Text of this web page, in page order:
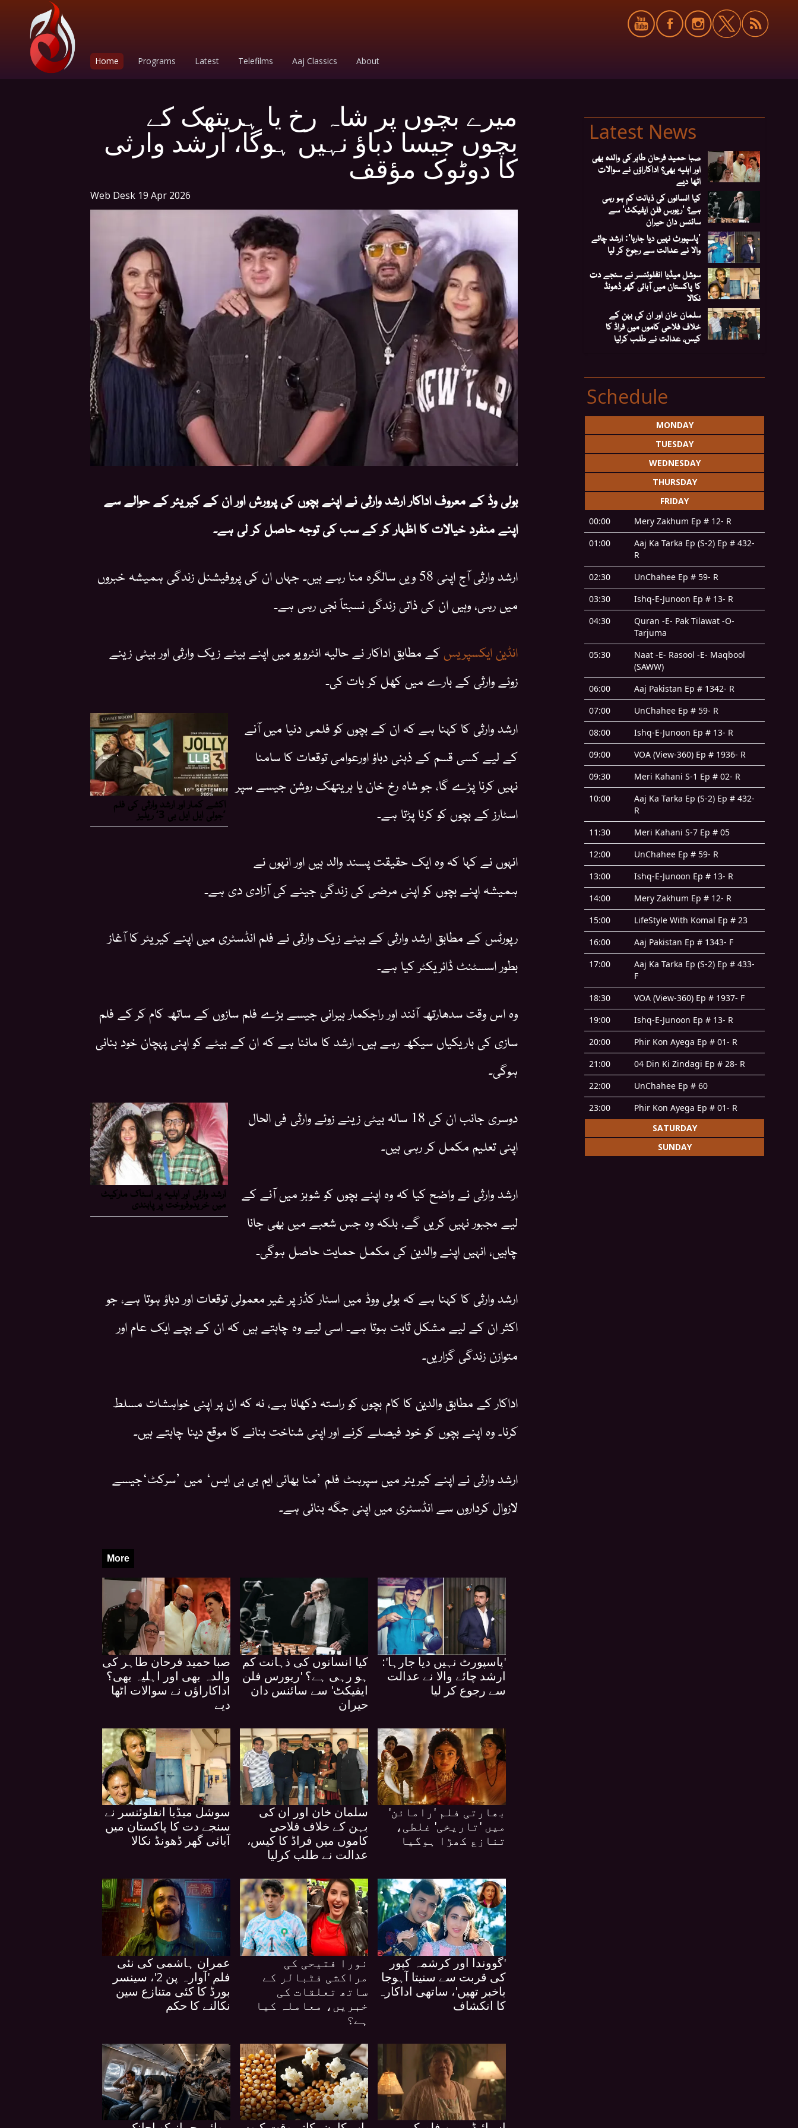
Home Programs Latest Telefilms Aaj Classics About
میرے بچوں پر شاہ رخ یا ہریتھک کے
بچوں جیسا دباؤ نہیں ہوگا، ارشد وارثی
کا دوٹوک مؤقف
Web Desk 19 Apr 2026
بولی وڈ کے معروف اداکار ارشد وارثی نے اپنے بچوں کی پرورش اور ان کے کیریئر کے حوالے سے
اپنے منفرد خیالات کا اظہار کر کے سب کی توجہ حاصل کر لی ہے۔
ارشد وارثی آج اپنی 58 ویں سالگرہ منا رہے ہیں۔ جہاں ان کی پروفیشنل زندگی ہمیشہ خبروں
میں رہی، وہیں ان کی ذاتی زندگی نسبتاً نجی رہی ہے۔
انڈین ایکسپریس کے مطابق اداکار نے حالیہ انٹرویو میں اپنے بیٹے زیک وارثی اور بیٹی زینے
زوئے وارثی کے بارے میں کھل کر بات کی۔
ارشد وارثی کا کہنا ہے کہ ان کے بچوں کو فلمی دنیا میں آنے
کے لیے کسی قسم کے ذہنی دباؤ اورعوامی توقعات کا سامنا
نہیں کرنا پڑے گا، جو شاہ رخ خان یا ہریتھک روشن جیسے سپر
اسٹارز کے بچوں کو کرنا پڑتا ہے۔
انہوں نے کہا کہ وہ ایک حقیقت پسند والد ہیں اور انہوں نے
ہمیشہ اپنے بچوں کو اپنی مرضی کی زندگی جینے کی آزادی دی ہے۔
رپورٹس کے مطابق ارشد وارثی کے بیٹے زیک وارثی نے فلم انڈسٹری میں اپنے کیریئر کا آغاز
بطور اسسٹنٹ ڈائریکٹر کیا ہے۔
وہ اس وقت سدھارتھ آنند اور راجکمار ہیرانی جیسے بڑے فلم سازوں کے ساتھ کام کر کے فلم
سازی کی باریکیاں سیکھ رہے ہیں۔ ارشد کا ماننا ہے کہ ان کے بیٹے کو اپنی پہچان خود بنانی
ہوگی۔
دوسری جانب ان کی 18 سالہ بیٹی زینے زوئے وارثی فی الحال
اپنی تعلیم مکمل کر رہی ہیں۔
ارشد وارثی نے واضح کیا کہ وہ اپنے بچوں کو شوبز میں آنے کے
لیے مجبور نہیں کریں گے، بلکہ وہ جس شعبے میں بھی جانا
چاہیں، انہیں اپنے والدین کی مکمل حمایت حاصل ہوگی۔
ارشد وارثی کا کہنا ہے کہ بولی ووڈ میں اسٹار کڈز پر غیر معمولی توقعات اور دباؤ ہوتا ہے، جو
اکثر ان کے لیے مشکل ثابت ہوتا ہے۔ اسی لیے وہ چاہتے ہیں کہ ان کے بچے ایک عام اور
متوازن زندگی گزاریں۔
اداکار کے مطابق والدین کا کام بچوں کو راستہ دکھانا ہے، نہ کہ ان پر اپنی خواہشات مسلط
کرنا۔ وہ اپنے بچوں کو خود فیصلے کرنے اور اپنی شناخت بنانے کا موقع دینا چاہتے ہیں۔
ارشد وارثی نے اپنے کیریئر میں سپرہٹ فلم ’منا بھائی ایم بی بی ایس‘ میں ’سرکٹ‘جیسے
لازوال کرداروں سے انڈسٹری میں اپنی جگہ بنائی ہے۔
More
صبا حمید فرحان طاہر کی
والدہ بھی اور اہلیہ بھی؟
اداکاراؤں نے سوالات اٹھا
دیے
کیا انسانوں کی ذہانت کم
ہو رہی ہے؟ 'ریورس فلن
ایفیکٹ' سے سائنس دان
حیران
'پاسپورٹ نہیں دیا جارہا':
ارشد چائے والا نے عدالت
سے رجوع کر لیا
سوشل میڈیا انفلوئنسر نے
سنجے دت کا پاکستان میں
آبائی گھر ڈھونڈ نکالا
سلمان خان اور ان کی
بہن کے خلاف فلاحی
کاموں میں فراڈ کا کیس،
عدالت نے طلب کرلیا
بھارتی فلم 'رامائن'
میں 'تاریخی' غلطی،
تنازع کھڑا ہوگیا
عمران ہاشمی کی نئی
فلم 'آوارہ پن 2'، سینسر
بورڈ کا کئی متنازع سین
نکالنے کا حکم
نورا فتیحی کی
مراکشی فٹبالر کے
ساتھ تعلقات کی
خبریں، معاملہ کیا
ہے؟
'گووندا اور کرشمہ کپور
کی قربت سے سنیتا آہوجا
باخبر تھیں'، ساتھی اداکارہ
کا انکشاف
Latest News
صبا حمید فرحان طاہر کی والدہ بھی
اور اہلیہ بھی؟ اداکاراؤں نے سوالات
اٹھا دیے
کیا انسانوں کی ذہانت کم ہو رہی
ہے؟ 'ریورس فلن ایفیکٹ' سے
سائنس دان حیران
'پاسپورٹ نہیں دیا جارہا': ارشد چائے
والا نے عدالت سے رجوع کر لیا
سوشل میڈیا انفلوئنسر نے سنجے دت
کا پاکستان میں آبائی گھر ڈھونڈ
نکالا
سلمان خان اور ان کی بہن کے
خلاف فلاحی کاموں میں فراڈ کا
کیس، عدالت نے طلب کرلیا
Schedule
MONDAY
TUESDAY
WEDNESDAY
THURSDAY
FRIDAY
00:00
Mery Zakhum Ep # 12- R
01:00
Aaj Ka Tarka Ep (S-2) Ep # 432-
R
02:30
UnChahee Ep # 59- R
03:30
Ishq-E-Junoon Ep # 13- R
04:30
Quran -E- Pak Tilawat -O-
Tarjuma
05:30
Naat -E- Rasool -E- Maqbool
(SAWW)
06:00
Aaj Pakistan Ep # 1342- R
07:00
UnChahee Ep # 59- R
08:00
Ishq-E-Junoon Ep # 13- R
09:00
VOA (View-360) Ep # 1936- R
09:30
Meri Kahani S-1 Ep # 02- R
10:00
Aaj Ka Tarka Ep (S-2) Ep # 432-
R
11:30
Meri Kahani S-7 Ep # 05
12:00
UnChahee Ep # 59- R
13:00
Ishq-E-Junoon Ep # 13- R
14:00
Mery Zakhum Ep # 12- R
15:00
LifeStyle With Komal Ep # 23
16:00
Aaj Pakistan Ep # 1343- F
17:00
Aaj Ka Tarka Ep (S-2) Ep # 433-
F
18:30
VOA (View-360) Ep # 1937- F
19:00
Ishq-E-Junoon Ep # 13- R
20:00
Phir Kon Ayega Ep # 01- R
21:00
04 Din Ki Zindagi Ep # 28- R
22:00
UnChahee Ep # 60
23:00
Phir Kon Ayega Ep # 01- R
SATURDAY
SUNDAY